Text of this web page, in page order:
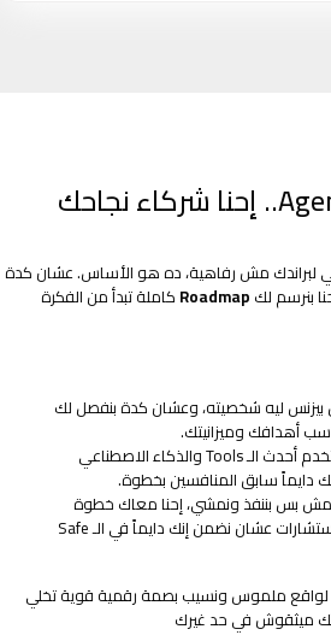
إحنا مش مجرد Agency.. إحنا شركاء نجاحك
لبراندك مش رفاهية، ده هو الأساس. عشان كدة
بنرسم لك Roadmap كاملة تبدأ من الفكرة
ليه شخصيته، وعشان كدة بنفصل لك
أهدافك وميزانيتك.
بنستخدم أحدث الـ Tools والذكاء الاصطناعي
دايماً سابق المنافسين بخطوة.
مش بس بننفذ ونمشي، إحنا معاك خطوة
بخطوة بالدعم الفني والاستشارات عشان نضمن إنك دايماً في الـ Safe
لواقع ملموس ونسيب بصمة رقمية قوية تخلي
ميثقوش في حد غيرك